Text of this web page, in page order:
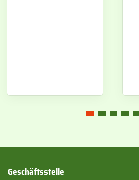
Geschäftsstelle